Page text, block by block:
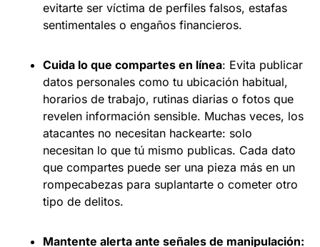
evitarte ser víctima de perfiles falsos, estafas
sentimentales o engaños financieros.
Cuida lo que compartes en línea: Evita publicar
datos personales como tu ubicación habitual,
horarios de trabajo, rutinas diarias o fotos que
revelen información sensible. Muchas veces, los
atacantes no necesitan hackearte: solo
necesitan lo que tú mismo publicas. Cada dato
que compartes puede ser una pieza más en un
rompecabezas para suplantarte o cometer otro
tipo de delitos.
Mantente alerta ante señales de manipulación: